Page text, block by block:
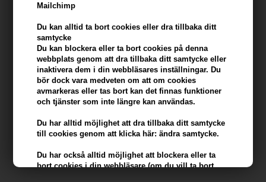
Mailchimp
Du kan alltid ta bort cookies eller dra tillbaka ditt
samtycke
Du kan blockera eller ta bort cookies på denna
webbplats genom att dra tillbaka ditt samtycke eller
inaktivera dem i din webbläsares inställningar. Du
bör dock vara medveten om att om cookies
avmarkeras eller tas bort kan det finnas funktioner
och tjänster som inte längre kan användas.
Du har alltid möjlighet att dra tillbaka ditt samtycke
till cookies genom att klicka här: ändra samtycke.
Du har också alltid möjlighet att blockera eller ta
bort cookies i din webbläsare (om du vill ta bort
Hair247
Frisenborgvej 6A
DK-7800 Skive
info@hair247.se
Kom ihåg att vi har
Billig frakt
100% nöjdhet - 356 dagars returpolicy